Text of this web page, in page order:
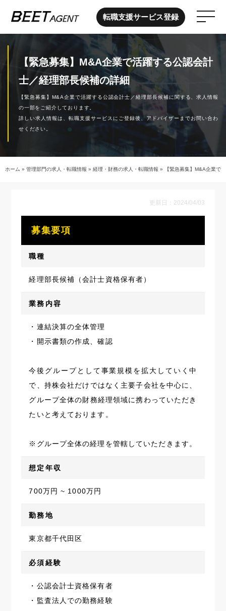
転職支援サービス登録
【緊急募集】M&A企業で活躍する公認会計
士／経理部長候補の詳細
【緊急募集】M&A企業で活躍する公認会計士／経理部長候補に関する、求人情報
の一部をご紹介しております。
詳しい求人情報は、転職支援サービスにご登録後、アドバイザーまでお問い合わ
せください。
ホーム » 管理部門の求人・転職情報 » 経理・財務の求人・転職情報 » 【緊急募集】M&A企業で
更新日：2024/04/03
募集要項
職種
経理部長候補（会計士資格保有者）
業務内容
・連結決算の全体管理
・開示書類の作成、確認
今後グループとして事業規模を拡大していく中
で、持株会社だけではなく主要子会社を中心に、
グループ全体の財務経理領域に携わっていただき
たいと考えております。
※グループ全体の経理を管轄していただきます。
想定年収
700万円 ~ 1000万円
勤務地
東京都千代田区
必須経験
・公認会計士資格保有者
・監査法人での勤務経験